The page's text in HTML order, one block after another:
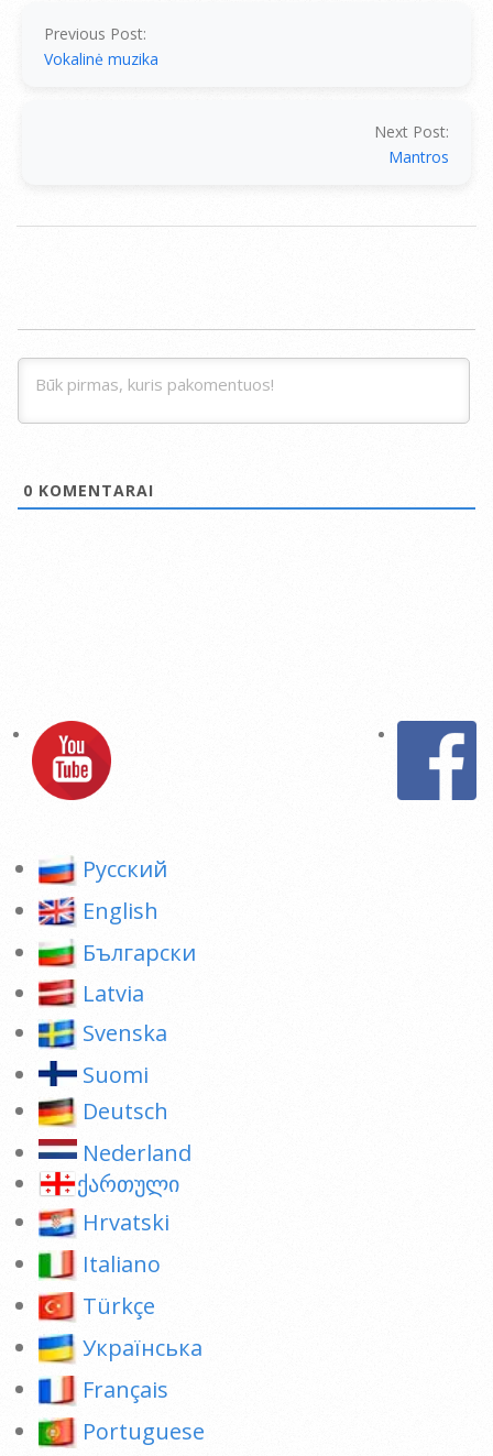
Previous Post:
Vokalinė muzika
Next Post:
Mantros
0 KOMENTARAI
Pусский
English
Български
Latvia
Svenska
Suomi
Deutsch
Nederland
ქართული
Hrvatski
Italiano
Türkçe
Українська
Français
Portuguese